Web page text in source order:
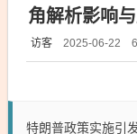
角解析影响与
访客 2025-06-22
特朗普政策实施引